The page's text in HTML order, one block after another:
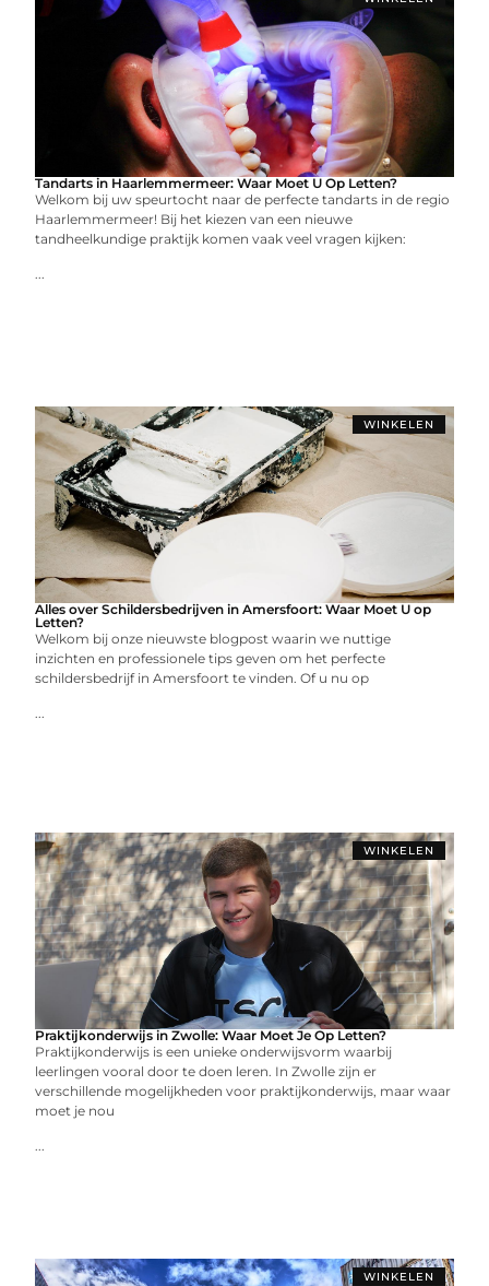
Tandarts in Haarlemmermeer: Waar Moet U Op Letten?
Welkom bij uw speurtocht naar de perfecte tandarts in de regio
Haarlemmermeer! Bij het kiezen van een nieuwe
tandheelkundige praktijk komen vaak veel vragen kijken:
...
WINKELEN
Alles over Schildersbedrijven in Amersfoort: Waar Moet U op
Letten?
Welkom bij onze nieuwste blogpost waarin we nuttige
inzichten en professionele tips geven om het perfecte
schildersbedrijf in Amersfoort te vinden. Of u nu op
...
WINKELEN
Praktijkonderwijs in Zwolle: Waar Moet Je Op Letten?
Praktijkonderwijs is een unieke onderwijsvorm waarbij
leerlingen vooral door te doen leren. In Zwolle zijn er
verschillende mogelijkheden voor praktijkonderwijs, maar waar
moet je nou
...
WINKELEN